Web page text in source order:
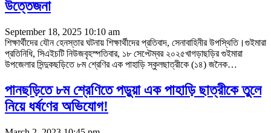
উত্তেজনা
September 18, 2025 10:10 am
শিক্ষার্থীদের যৌন হেনস্তার ঘটনায় শিক্ষার্থীদের প্রতিবাদ, সেনাবাহিনীর উপস্থিতি।গুইমারা
প্রতিনিধি, সিএইচটি নিউজবৃহস্পতিবার, ১৮ সেপ্টেম্বর ২০২৫খাগড়াছড়ির গুইমারা
উপজেলার সিন্দুকছড়িতে ৮ম শ্রেণির এক পাহাড়ি স্কুলছাত্রীকে (১৪) জনৈক…
পানছড়িতে ৮ম শ্রেণিতে পড়ুয়া এক পাহাড়ি ছাত্রীকে তুলে
নিয়ে ধর্ষণের অভিযোগ!